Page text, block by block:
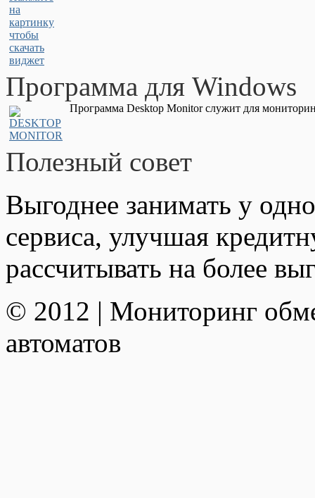
Программа для Windows
Программа Desktop Monitor служит для
Полезный совет
Выгоднее занимать у
сервиса, улучшая
рассчитывать на более
© 2012 | Мониторинг
автоматов